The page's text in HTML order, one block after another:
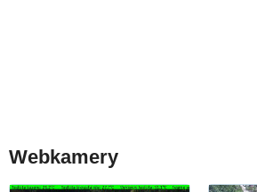
Webkamery